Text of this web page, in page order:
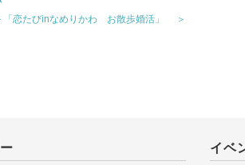
「恋たびinなめりかわ お散歩婚活」 ＞
イベ